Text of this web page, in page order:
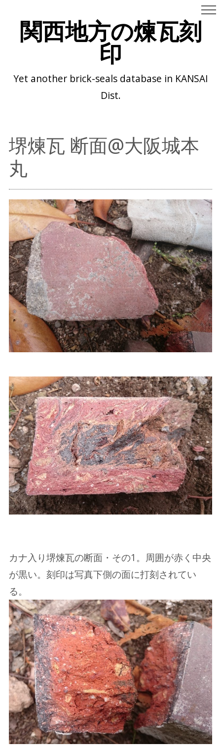
関西地方の煉瓦刻
印
Yet another brick-seals database in KANSAI
Dist.
堺煉瓦 断面@大阪城本
丸
カナ入り堺煉瓦の断面・その1。周囲が赤く中央
が黒い。刻印は写真下側の面に打刻されてい
る。